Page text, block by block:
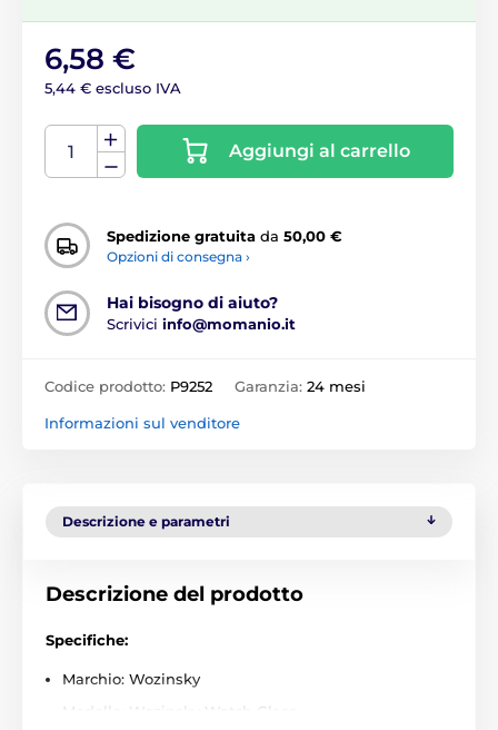
6,58 €
5,44 € escluso IVA
Aggiungi al carrello
Spedizione gratuita da 50,00 €
Opzioni di consegna ›
Hai bisogno di aiuto?
Scrivici info@momanio.it
Codice prodotto: P9252 Garanzia: 24 mesi
Informazioni sul venditore
Descrizione e parametri
Descrizione del prodotto
Specifiche:
Marchio: Wozinsky
Modello: Wozinsky Watch Glass